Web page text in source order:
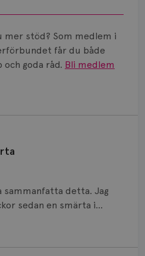
mer stöd? Som medlem i
får du både
och goda råd. Bli medlem
sammanfatta detta. Jag
sedan en smärta i
känt tidigare. Smärtan
och ibland ut i
sidan av brösten men